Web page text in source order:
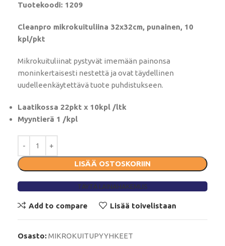
Tuotekoodi: 1209
Cleanpro mikrokuituliina 32x32cm, punainen, 10
kpl/pkt
Mikrokuituliinat pystyvät imemään painonsa
moninkertaisesti nestettä ja ovat täydellinen
uudelleenkäytettävä tuote puhdistukseen.
Laatikossa 22pkt x 10kpl /ltk
Myyntierä 1 /kpl
LISÄÄ OSTOSKORIIN
TÄYTÄ LAINAHAKEMUS
Add to compare Lisää toivelistaan
Osasto:MIKROKUITUPYYHKEET